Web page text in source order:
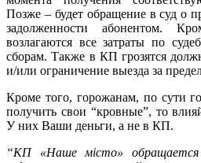
Позже – будет обращение в суд о
задолженности абонентом.
возлагаются все затраты по
сборам. Также в КП грозятся
и/или ограничение выезда за
Кроме того, горожанам, по сути
получить свои “кровные”, то
У них Ваши деньги, а не в КП.
“КП «Наше місто»